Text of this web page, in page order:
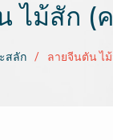
ไม้สัก (
สลัก ลายจีนตัน ไ